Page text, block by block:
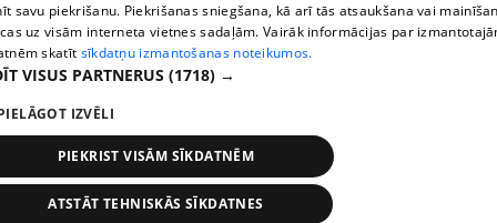
1188 play jautājumu gadījumā raksti:
info@1188.lv
reklāma:
Lietošanas noteikumi
Copyright SIA Helio Media 2026 . All rights reserved.
savu piekrišanu. Piekrišanas sniegšana, kā arī tās atsaukšana vai
uz visām interneta vietnes sadaļām. Vairāk informācijas par
skatīt sīkdatņu izmantošanas noteikumos.
VISUS PARTNERUS (1718) →
IZVĒLI
PIEKRIST VISĀM SĪKDATNĒM
ATSTĀT TEHNISKĀS SĪKDATNES